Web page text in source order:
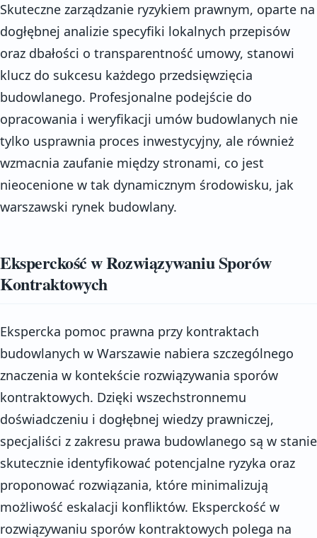
Skuteczne zarządzanie ryzykiem prawnym, oparte na
dogłębnej analizie specyfiki lokalnych przepisów
oraz dbałości o transparentność umowy, stanowi
klucz do sukcesu każdego przedsięwzięcia
budowlanego. Profesjonalne podejście do
opracowania i weryfikacji umów budowlanych nie
tylko usprawnia proces inwestycyjny, ale również
wzmacnia zaufanie między stronami, co jest
nieocenione w tak dynamicznym środowisku, jak
warszawski rynek budowlany.
Eksperckość w Rozwiązywaniu Sporów
Kontraktowych
Ekspercka pomoc prawna przy kontraktach
budowlanych w Warszawie nabiera szczególnego
znaczenia w kontekście rozwiązywania sporów
kontraktowych. Dzięki wszechstronnemu
doświadczeniu i dogłębnej wiedzy prawniczej,
specjaliści z zakresu prawa budowlanego są w stanie
skutecznie identyfikować potencjalne ryzyka oraz
proponować rozwiązania, które minimalizują
możliwość eskalacji konfliktów. Eksperckość w
rozwiązywaniu sporów kontraktowych polega na